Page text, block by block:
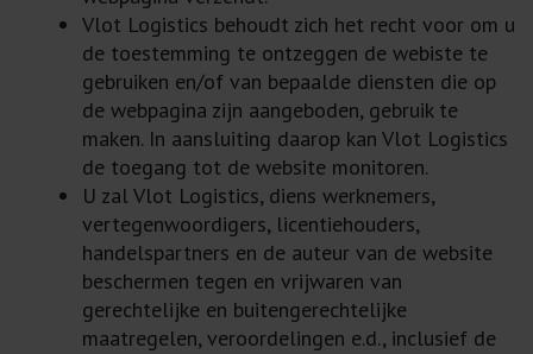
Vlot Logistics behoudt zich het recht voor om u
de toestemming te ontzeggen de webiste te
gebruiken en/of van bepaalde diensten die op
de webpagina zijn aangeboden, gebruik te
maken. In aansluiting daarop kan Vlot Logistics
de toegang tot de website monitoren.
U zal Vlot Logistics, diens werknemers,
vertegenwoordigers, licentiehouders,
handelspartners en de auteur van de website
beschermen tegen en vrijwaren van
gerechtelijke en buitengerechtelijke
maatregelen, veroordelingen e.d., inclusief de